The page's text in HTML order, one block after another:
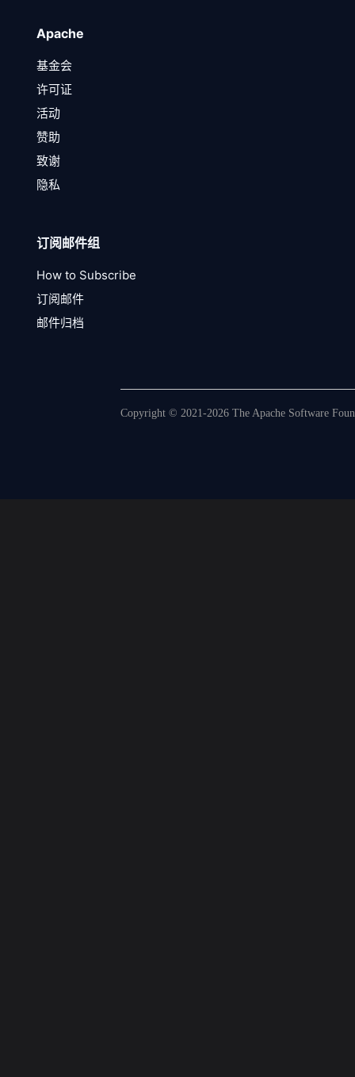
Apache
基金会
许可证
活动
赞助
致谢
隐私
订阅邮件组
How to Subscribe
订阅邮件
邮件归档
Copyright © 2021-2026 The Apache Software